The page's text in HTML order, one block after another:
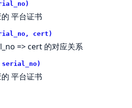
平台证书
cert)
=> cert 的对应关系
平台证书